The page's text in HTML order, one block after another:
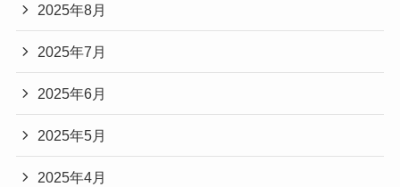
2025年8月
2025年7月
2025年6月
2025年5月
2025年4月